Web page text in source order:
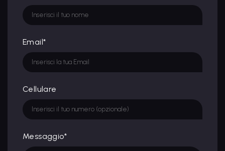
Email*
Cellulare
Messaggio*